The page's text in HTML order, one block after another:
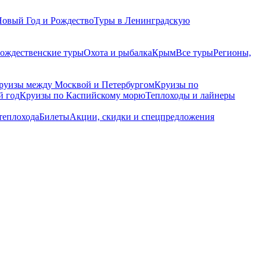
Год и РождествоТуры в Ленинградскую
турыОхота и рыбалкаКрымВсе турыРегионы,
между Москвой и ПетербургомКруизы по
годКруизы по Каспийскому морюТеплоходы и лайнеры
БилетыАкции, скидки и спецпредложения